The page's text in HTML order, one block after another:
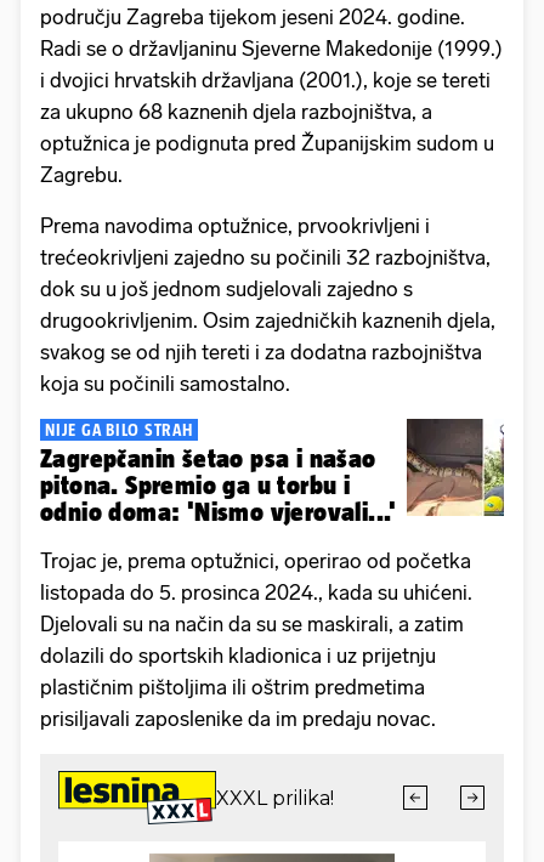
području Zagreba tijekom jeseni 2024. godine.
Radi se o državljaninu Sjeverne Makedonije (1999.)
i dvojici hrvatskih državljana (2001.), koje se tereti
za ukupno 68 kaznenih djela razbojništva, a
optužnica je podignuta pred Županijskim sudom u
Zagrebu.
Prema navodima optužnice, prvookrivljeni i
trećeokrivljeni zajedno su počinili 32 razbojništva,
dok su u još jednom sudjelovali zajedno s
drugookrivljenim. Osim zajedničkih kaznenih djela,
svakog se od njih tereti i za dodatna razbojništva
koja su počinili samostalno.
NIJE GA BILO STRAH
Zagrepčanin šetao psa i našao
pitona. Spremio ga u torbu i
odnio doma: 'Nismo vjerovali...'
Trojac je, prema optužnici, operirao od početka
listopada do 5. prosinca 2024., kada su uhićeni.
Djelovali su na način da su se maskirali, a zatim
dolazili do sportskih kladionica i uz prijetnju
plastičnim pištoljima ili oštrim predmetima
prisiljavali zaposlenike da im predaju novac.